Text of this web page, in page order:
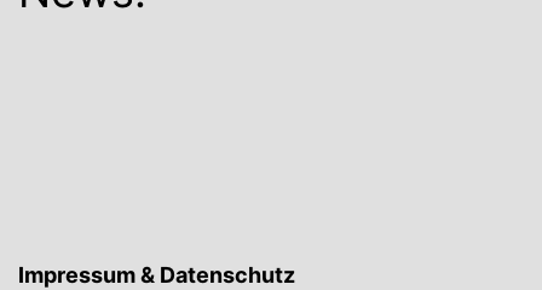
Impressum & Datenschutz